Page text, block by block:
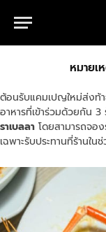
หมายเ
ต้อนรับแคมเปญใหม่ส่งท้
อาหารที่เข้าร่วมด้วยกัน 3
ราเบลลา โดยสามารถจอ
เฉพาะรับประทานที่ร้านใ